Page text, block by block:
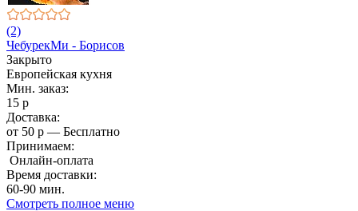
(2)
ЧебурекМи - Борисов
Закрыто
Европейская кухня
Мин. заказ:
15 р
Доставка:
от 50 р — Бесплатно
Принимаем:
Онлайн-оплата
Время доставки:
60-90 мин.
Смотреть полное меню